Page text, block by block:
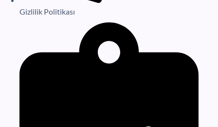
Gizlilik Politikası